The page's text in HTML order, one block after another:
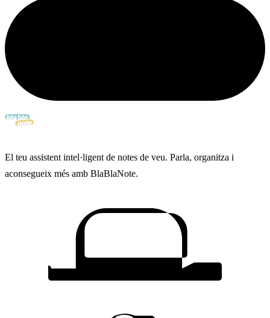
El teu assistent intel·ligent de notes de veu. Parla, organitza i
aconsegueix més amb BlaBlaNote.